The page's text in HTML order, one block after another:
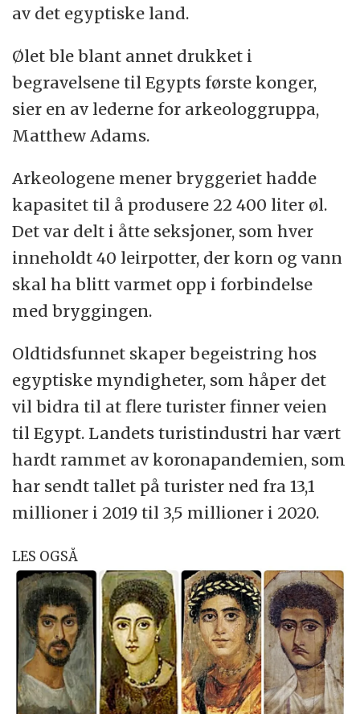
av det egyptiske land.
Ølet ble blant annet drukket i
begravelsene tilEgypts første konger,
sier en av lederne for arkeologgruppa,
Matthew Adams.
Arkeologene mener bryggeriet hadde
kapasitet til å produsere 22 400 liter øl.
Det var delt i åtte seksjoner, som hver
inneholdt 40 leirpotter, der korn og vann
skal ha blitt varmet opp i forbindelse
med bryggingen.
Oldtidsfunnet skaper begeistring hos
egyptiske myndigheter, som håper det
vil bidra til at flere turister finner veien
tilEgypt. Landets turistindustri har vært
hardt rammet av koronapandemien, som
har sendt tallet på turister ned fra 13,1
millioner i 2019 til 3,5 millioner i 2020.
LES OGSÅ